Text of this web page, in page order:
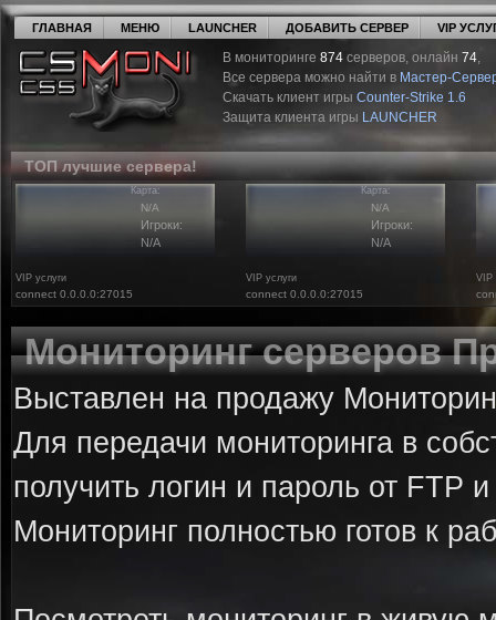
ГЛАВНАЯ МЕНЮ LAUNCHER ДОБАВИТЬ СЕРВЕР VIP
В мониторинге 874 серверов, онлайн 74,
Все сервера можно найти в Мастер-
Скачать клиент игры Counter-Strike 1.6
Защита клиента игры LAUNCHER
ТОП лучшие сервера!
Карта:
N/A
Игроки:
N/A
VIP услуги
connect 0.0.0.0:27015
Карта:
N/A
Игроки:
N/A
VIP услуги
connect 0.0.0.0:27015
VIP
Мониторинг серверов
Выставлен на продажу
Для передачи мониторинга в
получить логин и пароль от FTP
Мониторинг полностью готов к